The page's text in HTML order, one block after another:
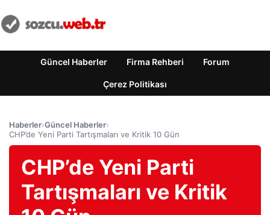
Güncel Haberler Firma Rehberi Forum
Çerez Politikası
Haberler›Güncel Haberler›
CHP’de Yeni Parti Tartışmaları ve Kritik 10 Gün
CHP’de Yeni Parti
Tartışmaları ve Kritik